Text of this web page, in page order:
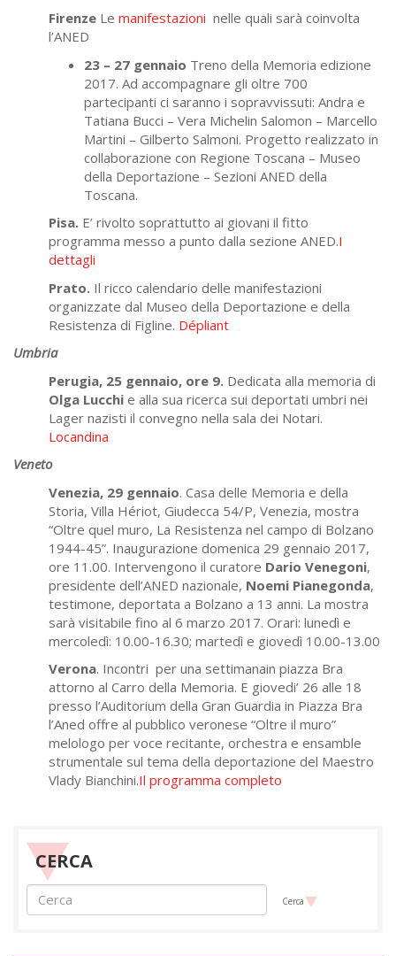
Firenze Le manifestazioni nelle quali sarà coinvolta
l’ANED
23 – 27 gennaio Treno della Memoria edizione
2017. Ad accompagnare gli oltre 700
partecipanti ci saranno i sopravvissuti: Andra e
Tatiana Bucci – Vera Michelin Salomon – Marcello
Martini – Gilberto Salmoni. Progetto realizzato in
collaborazione con Regione Toscana – Museo
della Deportazione – Sezioni ANED della
Toscana.
Pisa. E’ rivolto soprattutto ai giovani il fitto
programma messo a punto dalla sezione ANED.I
dettagli
Prato. Il ricco calendario delle manifestazioni
organizzate dal Museo della Deportazione e della
Resistenza di Figline. Dépliant
Umbria
Perugia, 25 gennaio, ore 9. Dedicata alla memoria di
Olga Lucchi e alla sua ricerca sui deportati umbri nei
Lager nazisti il convegno nella sala dei Notari.
Locandina
Veneto
Venezia, 29 gennaio. Casa delle Memoria e della
Storia, Villa Hériot, Giudecca 54/P, Venezia, mostra
“Oltre quel muro, La Resistenza nel campo di Bolzano
1944-45”. Inaugurazione domenica 29 gennaio 2017,
ore 11.00. Intervengono il curatore Dario Venegoni,
presidente dell’ANED nazionale, Noemi Pianegonda,
testimone, deportata a Bolzano a 13 anni. La mostra
sarà visitabile fino al 6 marzo 2017. Orari: lunedì e
mercoledì: 10.00-16.30; martedì e giovedì 10.00-13.00
Verona. Incontri per una settimanain piazza Bra
attorno al Carro della Memoria. E giovedi’ 26 alle 18
presso l’Auditorium della Gran Guardia in Piazza Bra
l’Aned offre al pubblico veronese “Oltre il muro”
melologo per voce recitante, orchestra e ensamble
strumentale sul tema della deportazione del Maestro
Vlady Bianchini.Il programma completo
CERCA
Cerca